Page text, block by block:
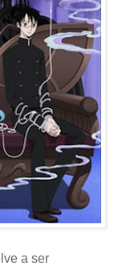
a ser